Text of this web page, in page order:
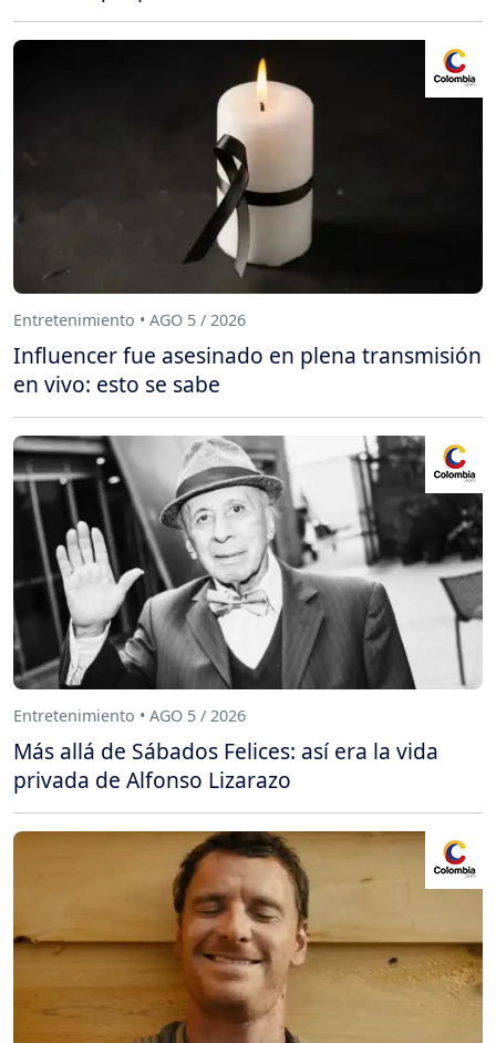
Entretenimiento • AGO 5 / 2026
Influencer fue asesinado en plena transmisión
en vivo: esto se sabe
Entretenimiento • AGO 5 / 2026
Más allá de Sábados Felices: así era la vida
privada de Alfonso Lizarazo